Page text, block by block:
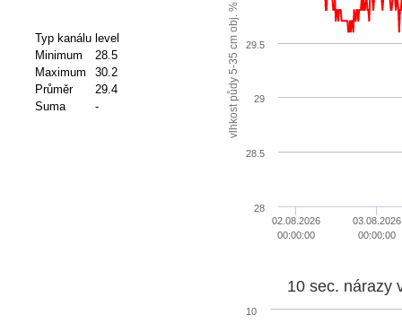
Typ kanálu level
Minimum
28.5
Maximum
30.2
Průměr
29.4
Suma
- vlhkost půdy 5-35 cm obj. %
02.08.2026
00:00:00
03.08.2026
00:00:00
28
28.5
29
29.5
10 sec. nárazy
10